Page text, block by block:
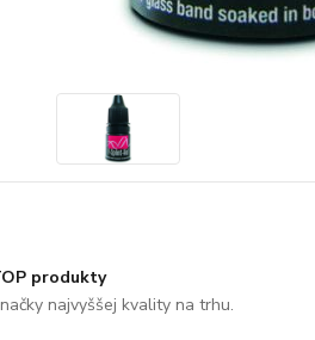
produkty
najvyššej kvality na trhu.